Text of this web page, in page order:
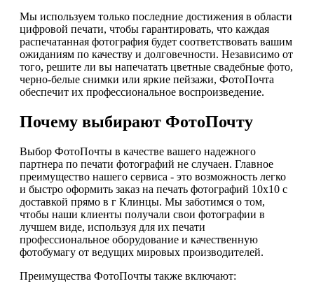
Мы используем только последние достижения в области
цифровой печати, чтобы гарантировать, что каждая
распечатанная фотография будет соответствовать вашим
ожиданиям по качеству и долговечности. Независимо от
того, решите ли вы напечатать цветные свадебные фото,
черно-белые снимки или яркие пейзажи, ФотоПочта
обеспечит их профессиональное воспроизведение.
Почему выбирают ФотоПочту
Выбор ФотоПочты в качестве вашего надежного
партнера по печати фотографий не случаен. Главное
преимущество нашего сервиса - это возможность легко
и быстро оформить заказ на печать фотографий 10х10 с
доставкой прямо в г Клинцы. Мы заботимся о том,
чтобы наши клиенты получали свои фотографии в
лучшем виде, используя для их печати
профессиональное оборудование и качественную
фотобумагу от ведущих мировых производителей.
Преимущества ФотоПочты также включают: